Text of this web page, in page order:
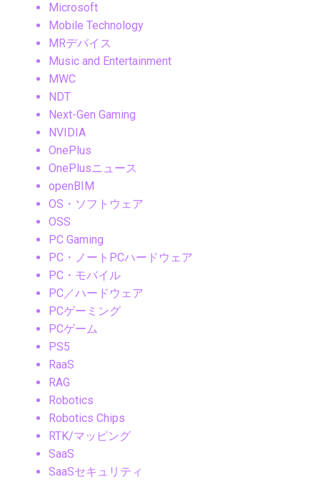
Microsoft
Mobile Technology
MRデバイス
Music and Entertainment
MWC
NDT
Next-Gen Gaming
NVIDIA
OnePlus
OnePlusニュース
openBIM
OS・ソフトウェア
OSS
PC Gaming
PC・ノートPCハードウェア
PC・モバイル
PC／ハードウェア
PCゲーミング
PCゲーム
PS5
RaaS
RAG
Robotics
Robotics Chips
RTK/マッピング
SaaS
SaaSセキュリティ